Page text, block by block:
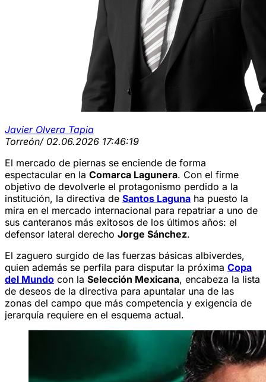
Javier Olvera Tapia
Torreón/ 02.06.2026 17:46:19
El mercado de piernas se enciende de forma
espectacular en la Comarca Lagunera. Con el firme
objetivo de devolverle el protagonismo perdido a la
institución, la directiva de Santos Laguna ha puesto la
mira en el mercado internacional para repatriar a uno de
sus canteranos más exitosos de los últimos años: el
defensor lateral derecho Jorge Sánchez.
El zaguero surgido de las fuerzas básicas albiverdes,
quien además se perfila para disputar la próxima Copa
del Mundo con la Selección Mexicana, encabeza la lista
de deseos de la directiva para apuntalar una de las
zonas del campo que más competencia y exigencia de
jerarquía requiere en el esquema actual.